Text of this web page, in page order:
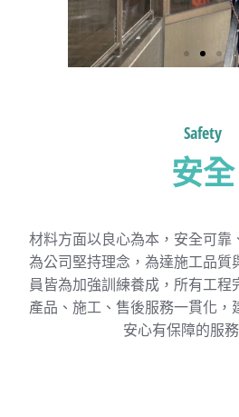
Safety
安全
材料方面以良心為本，安全可靠
為公司堅持理念，為達施工品質
員皆為加強訓練養成，所有工程
產品、施工、售後服務一貫化，
安心有保障的服
全身背負式安全帶安全
國家級保證。